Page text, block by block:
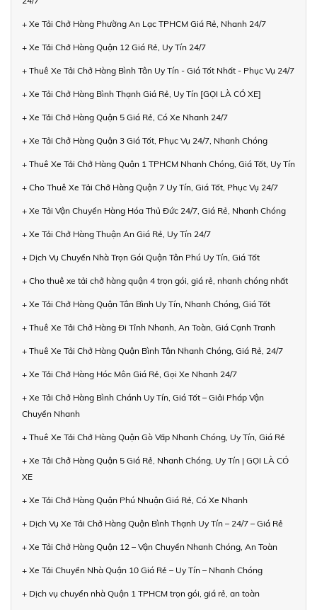
+ Xe Tải Chở Hàng Phường An Lạc TPHCM Giá Rẻ, Nhanh 24/7
+ Xe Tải Chở Hàng Quận 12 Giá Rẻ, Uy Tín 24/7
+ Thuê Xe Tải Chở Hàng Bình Tân Uy Tín - Giá Tốt Nhất - Phục Vụ 24/7
+ Xe Tải Chở Hàng Bình Thạnh Giá Rẻ, Uy Tín [GỌI LÀ CÓ XE]
+ Xe Tải Chở Hàng Quận 5 Giá Rẻ, Có Xe Nhanh 24/7
+ Xe Tải Chở Hàng Quận 3 Giá Tốt, Phục Vụ 24/7, Nhanh Chóng
+ Thuê Xe Tải Chở Hàng Quận 1 TPHCM Nhanh Chóng, Giá Tốt, Uy Tín
+ Cho Thuê Xe Tải Chở Hàng Quận 7 Uy Tín, Giá Tốt, Phục Vụ 24/7
+ Xe Tải Vận Chuyển Hàng Hóa Thủ Đức 24/7, Giá Rẻ, Nhanh Chóng
+ Xe Tải Chở Hàng Thuận An Giá Rẻ, Uy Tín 24/7
+ Dịch Vụ Chuyển Nhà Trọn Gói Quận Tân Phú Uy Tín, Giá Tốt
+ Cho thuê xe tải chở hàng quận 4 trọn gói, giá rẻ, nhanh chóng nhất
+ Xe Tải Chở Hàng Quận Tân Bình Uy Tín, Nhanh Chóng, Giá Tốt
+ Thuê Xe Tải Chở Hàng Đi Tỉnh Nhanh, An Toàn, Giá Cạnh Tranh
+ Thuê Xe Tải Chở Hàng Quận Bình Tân Nhanh Chóng, Giá Rẻ, 24/7
+ Xe Tải Chở Hàng Hóc Môn Giá Rẻ, Gọi Xe Nhanh 24/7
+ Xe Tải Chở Hàng Bình Chánh Uy Tín, Giá Tốt – Giải Pháp Vận
Chuyển Nhanh
+ Thuê Xe Tải Chở Hàng Quận Gò Vấp Nhanh Chóng, Uy Tín, Giá Rẻ
+ Xe Tải Chở Hàng Quận 5 Giá Rẻ, Nhanh Chóng, Uy Tín | GỌI LÀ CÓ
XE
+ Xe Tải Chở Hàng Quận Phú Nhuận Giá Rẻ, Có Xe Nhanh
+ Dịch Vụ Xe Tải Chở Hàng Quận Bình Thạnh Uy Tín – 24/7 – Giá Rẻ
+ Xe Tải Chở Hàng Quận 12 – Vận Chuyển Nhanh Chóng, An Toàn
+ Xe Tải Chuyển Nhà Quận 10 Giá Rẻ – Uy Tín – Nhanh Chóng
+ Dịch vụ chuyển nhà Quận 1 TPHCM trọn gói, giá rẻ, an toàn